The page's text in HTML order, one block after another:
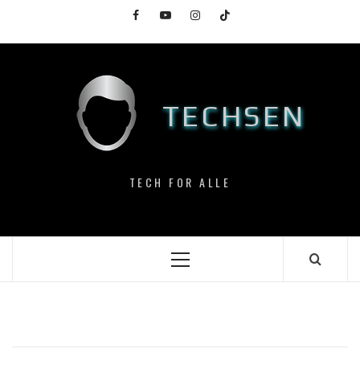
content
FacebookYouTubeInstagramTikTok
TECHSEN
TECH FOR ALLE
Primary